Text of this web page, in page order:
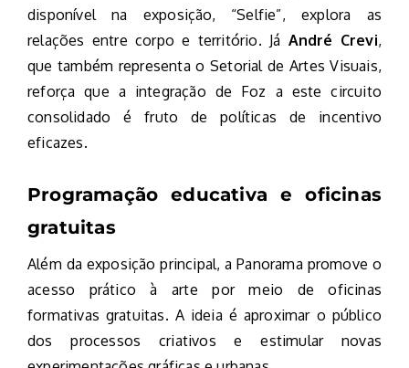
disponível na exposição, “Selfie”, explora as
relações entre corpo e território. Já André Crevi,
que também representa o Setorial de Artes Visuais,
reforça que a integração de Foz a este circuito
consolidado é fruto de políticas de incentivo
eficazes.
Programação educativa e oficinas
gratuitas
Além da exposição principal, a Panorama promove o
acesso prático à arte por meio de oficinas
formativas gratuitas. A ideia é aproximar o público
dos processos criativos e estimular novas